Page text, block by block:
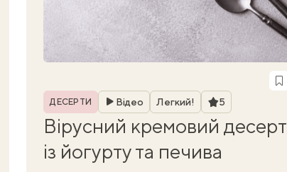
Рубрика
ДЕСЕРТИ Відео Легкий! Рейтинг
5
Вірусний кремовий десерт
із йогурту та печива